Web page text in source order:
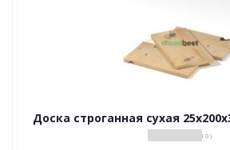
Доска строганная сухая
( 0 )